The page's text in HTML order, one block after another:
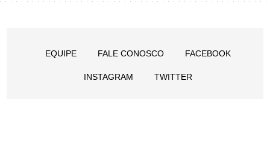
EQUIPE FALE CONOSCO FACEBOOK
INSTAGRAM TWITTER